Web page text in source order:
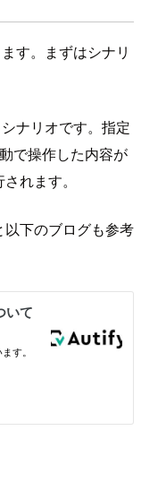
す。まずはシナリ
ナリオです。指定
で操作した内容が
れます。
以下のブログも参考